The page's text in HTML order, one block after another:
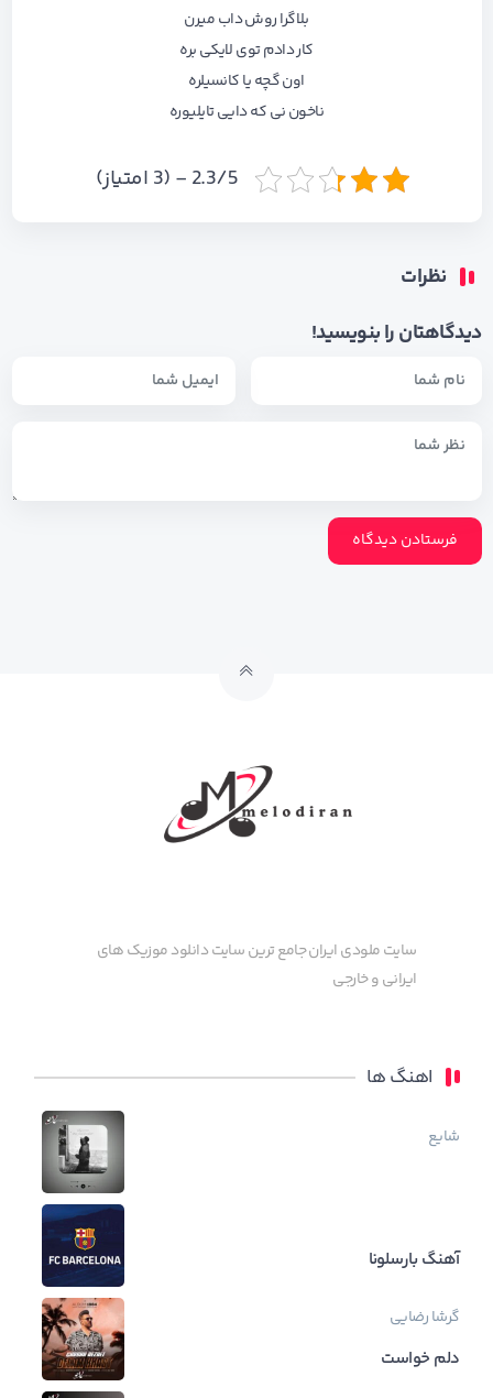
ﺑﻠﺎﮔﺮا روش داب ﻣﻴﺮن
ﻛﺎر دادم ﺗﻮی ﻟﺎﻳﻜﻰ ﺑﺮه
اون ﮔﭽﻪ ﻳﺎ ﻛﺎﻧﺴﻴﻠﺮه
ﻧﺎﺧﻮن ﻧﻰ ﻛﻪ داﻳﻰ ﺗﺎﻳﻠﻴﻮره
2.3/5 - (3 امتیاز)
نظرات
دیدگاهتان را بنویسید!
سایت ملودی ایران جامع ترین سایت دانلود موزیک های
ایرانی و خارجی
اهنگ ها
شایع
آهنگ بارسلونا
گرشا رضایی
دلم خواست